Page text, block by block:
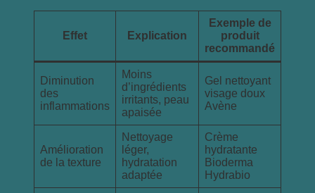
Effet Explication
Exemple de
produit
recommandé
Diminution
des
inflammations
Moins
d’ingrédients
irritants, peau
apaisée
Gel nettoyant
visage doux
Avène
Amélioration
de la texture
Nettoyage
léger,
hydratation
adaptée
Crème
hydratante
Bioderma
Hydrabio